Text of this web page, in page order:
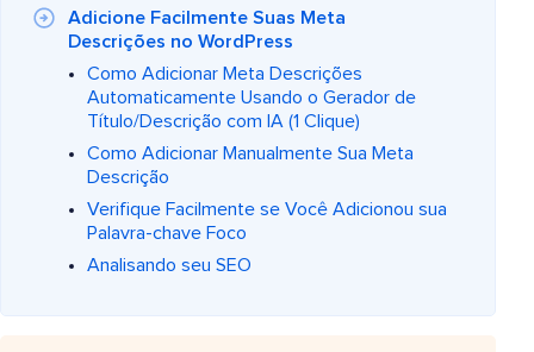
Adicione Facilmente Suas Meta
Descrições no WordPress
Como Adicionar Meta Descrições
Automaticamente Usando o Gerador de
Título/Descrição com IA (1 Clique)
Como Adicionar Manualmente Sua Meta
Descrição
Verifique Facilmente se Você Adicionou sua
Palavra-chave Foco
Analisando seu SEO